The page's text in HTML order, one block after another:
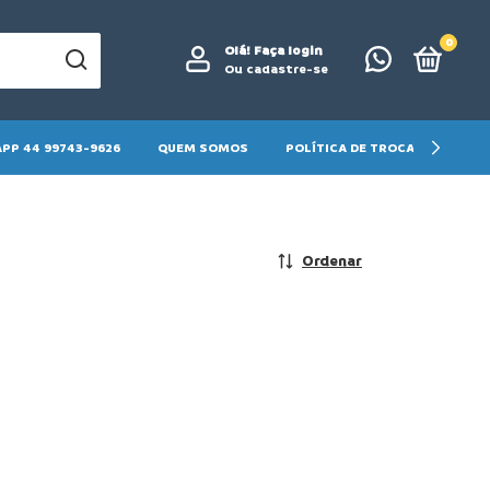
Olá! Faça login
Ou cadastre-se
0
44 99743-9626 QUEM SOMOS POLÍTICA DE TROCA E
Ordenar